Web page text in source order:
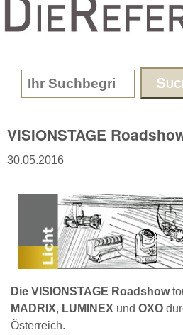
Search form
VISIONSTAGE
30.05.2016
Die VISIONSTAGE Roadshow
MADRIX, LUMINEX und OXO
Österreich.